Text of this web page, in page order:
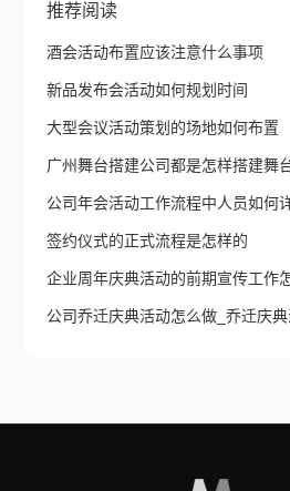
推荐阅读
酒会活动布置应该注意什么事项
新品发布会活动如何规划时间
大型会议活动策划的场地如何布置
广州舞台搭建公司都是怎样搭建舞
公司年会活动工作流程中人员如何
签约仪式的正式流程是怎样的
企业周年庆典活动的前期宣传工作
公司乔迁庆典活动怎么做_乔迁庆